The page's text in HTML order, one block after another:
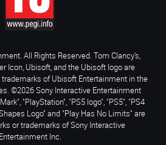
All Rights Reserved. Tom Clancy’s,
Icon, Ubisoft, and the Ubisoft logo are
of Ubisoft Entertainment in the
©2026 Sony Interactive Entertainment
"PlayStation", "PS5 logo", "PS5", "PS4
Logo" and "Play Has No Limits" are
or trademarks of Sony Interactive
Entertainment Inc.